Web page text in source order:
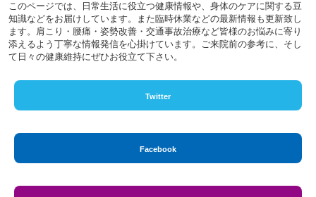
このページでは、日常生活に役立つ健康情報や、身体のケアに関する豆
知識などをお届けしています。また臨時休業などの最新情報も更新致し
ます。肩こり・腰痛・姿勢改善・交通事故治療など皆様のお悩みに寄り
添えるよう丁寧な情報発信を心掛けています。ご来院前の参考に、そし
て日々の健康維持にぜひお役立て下さい。
Twitter
Facebook